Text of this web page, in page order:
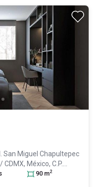
San Miguel Chapultepec
CDMX, México, C.P.
90 m2